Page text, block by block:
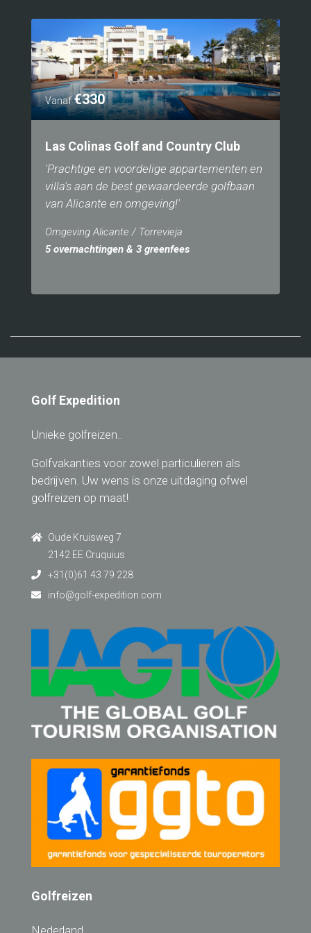
Vanaf€330
Las Colinas Golf and Country Club
'Prachtige en voordelige appartementen en
villa's aan de best gewaardeerde golfbaan
van Alicante en omgeving!'
Omgeving Alicante / Torrevieja
5 overnachtingen & 3 greenfees
Golf Expedition
Unieke golfreizen..
Golfvakanties voor zowel particulieren als
bedrijven. Uw wens is onze uitdaging ofwel
golfreizen op maat!
Oude Kruisweg 7
2142 EE Cruquius
+31(0)61 43 79 228
info@golf-expedition.com
Golfreizen
Nederland